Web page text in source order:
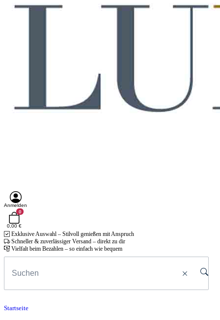
Anmelden
0
0,00 €
Exklusive Auswahl – Stilvoll genießen mit Anspruch
Schneller & zuverlässiger Versand – direkt zu dir
Vielfalt beim Bezahlen – so einfach wie bequem
Startseite